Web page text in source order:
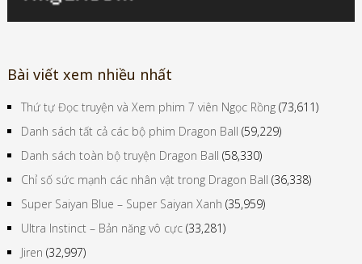
Bài viết xem nhiều nhất
Thứ tự Đọc truyện và Xem phim 7 viên Ngọc Rồng (73,611)
Danh sách tất cả các bộ phim Dragon Ball (59,229)
Danh sách toàn bộ truyện Dragon Ball (58,330)
Chỉ số sức mạnh các nhân vật trong Dragon Ball (36,338)
Super Saiyan Blue – Super Saiyan Xanh (35,959)
Ultra Instinct – Bản năng vô cực (33,281)
Jiren (32,997)